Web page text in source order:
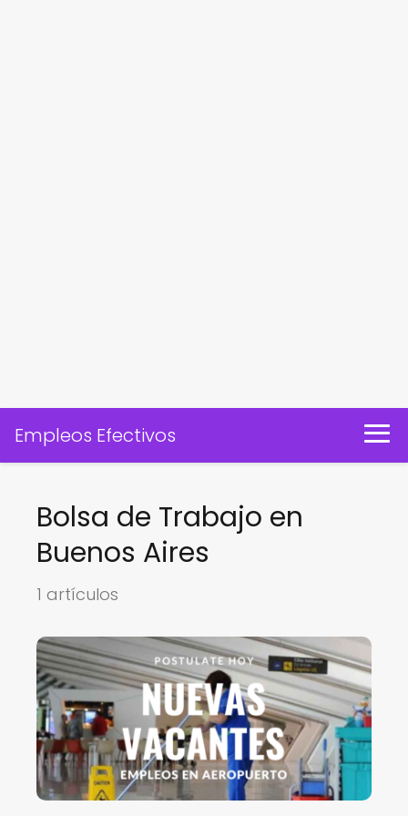
Empleos Efectivos
Bolsa de Trabajo en
Buenos Aires
1 artículos